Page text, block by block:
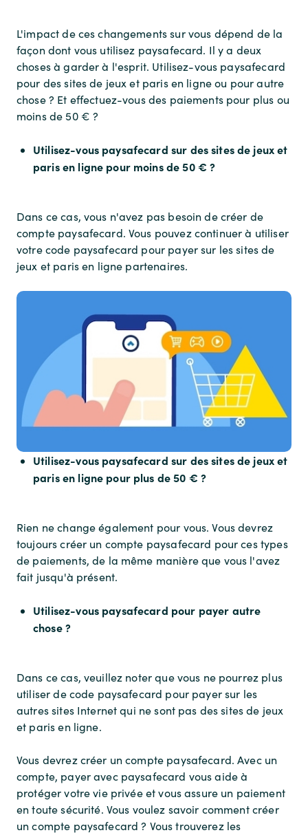
L'impact de ces changements sur vous dépend de la
façon dont vous utilisez paysafecard. Il y a deux
choses à garder à l'esprit. Utilisez-vous paysafecard
pour des sites de jeux et paris en ligne ou pour autre
chose ? Et effectuez-vous des paiements pour plus ou
moins de 50 € ?
Utilisez-vous paysafecard sur des sites de jeux et
paris en ligne pour moins de 50 € ?
Dans ce cas, vous n'avez pas besoin de créer de
compte paysafecard. Vous pouvez continuer à utiliser
votre code paysafecard pour payer sur les sites de
jeux et paris en ligne partenaires.
Utilisez-vous paysafecard sur des sites de jeux et
paris en ligne pour plus de 50 € ?
Rien ne change également pour vous. Vous devrez
toujours créer un compte paysafecard pour ces types
de paiements, de la même manière que vous l'avez
fait jusqu'à présent.
Utilisez-vous paysafecard pour payer autre
chose ?
Dans ce cas, veuillez noter que vous ne pourrez plus
utiliser de code paysafecard pour payer sur les
autres sites Internet qui ne sont pas des sites de jeux
et paris en ligne.
Vous devrez créer un compte paysafecard. Avec un
compte, payer avec paysafecard vous aide à
protéger votre vie privée et vous assure un paiement
en toute sécurité. Vous voulez savoir comment créer
un compte paysafecard ? Vous trouverez les